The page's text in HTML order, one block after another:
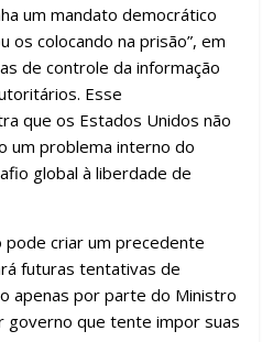
um mandato democrático
os colocando na prisão”, em
de controle da informação
Esse
que os Estados Unidos não
um problema interno do
global à liberdade de
criar um precedente
futuras tentativas de
apenas por parte do Ministro
governo que tente impor suas